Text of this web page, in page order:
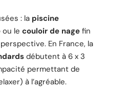
: la piscine
ou le couloir de nage fin
En France, la
débutent à 6 x 3
permettant de
à l’agréable.